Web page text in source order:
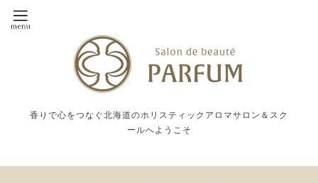
香りで心をつなぐ北海道のホリスティックアロマサロン＆スク
ールへようこそ